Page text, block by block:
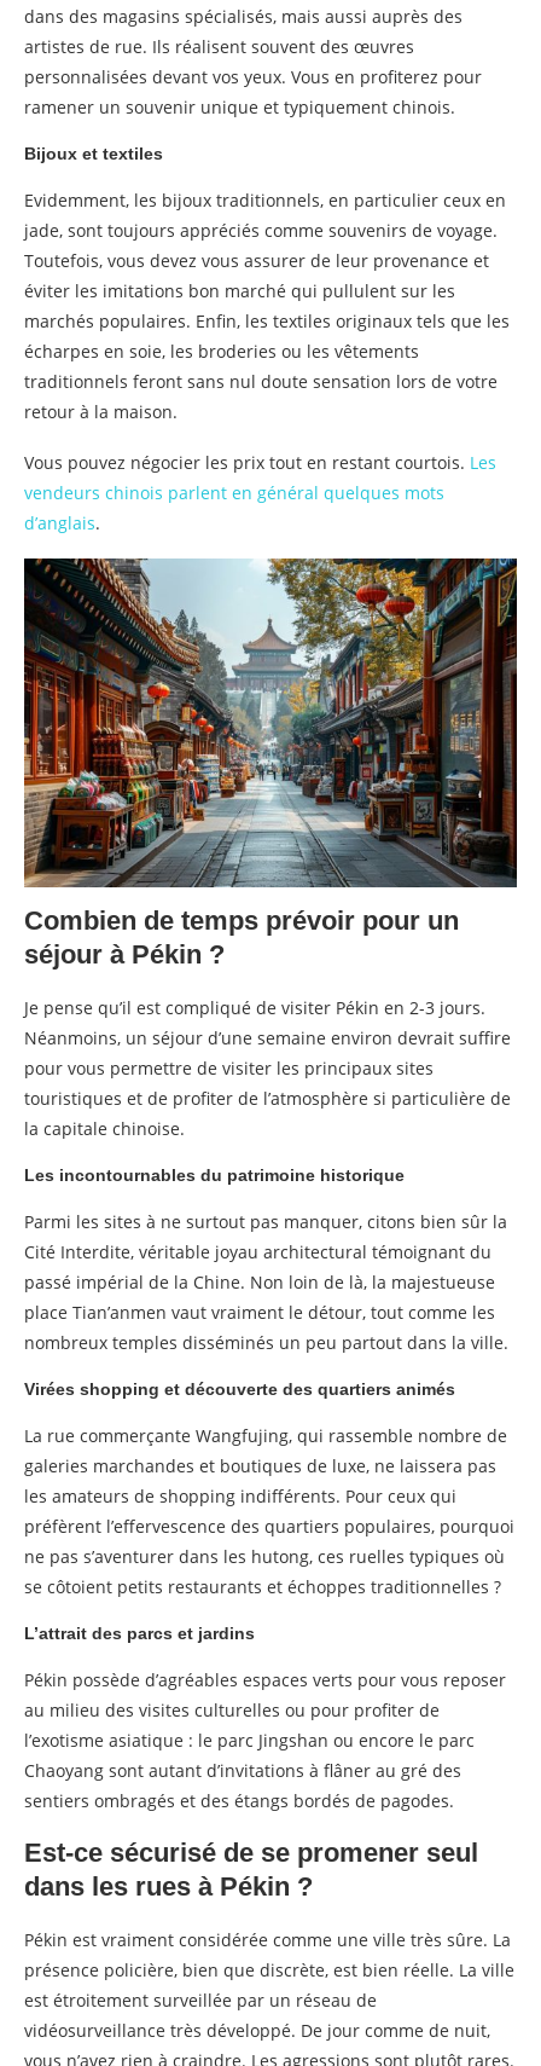
dans des magasins spécialisés, mais aussi auprès des
artistes de rue. Ils réalisent souvent des œuvres
personnalisées devant vos yeux. Vous en profiterez pour
ramener un souvenir unique et typiquement chinois.
Bijoux et textiles
Evidemment, les bijoux traditionnels, en particulier ceux en
jade, sont toujours appréciés comme souvenirs de voyage.
Toutefois, vous devez vous assurer de leur provenance et
éviter les imitations bon marché qui pullulent sur les
marchés populaires. Enfin, les textiles originaux tels que les
écharpes en soie, les broderies ou les vêtements
traditionnels feront sans nul doute sensation lors de votre
retour à la maison.
Vous pouvez négocier les prix tout en restant courtois. Les
vendeurs chinois parlent en général quelques mots
d’anglais.
Combien de temps prévoir pour un
séjour à Pékin ?
Je pense qu’il est compliqué de visiter Pékin en 2-3 jours.
Néanmoins, un séjour d’une semaine environ devrait suffire
pour vous permettre de visiter les principaux sites
touristiques et de profiter de l’atmosphère si particulière de
la capitale chinoise.
Les incontournables du patrimoine historique
Parmi les sites à ne surtout pas manquer, citons bien sûr la
Cité Interdite, véritable joyau architectural témoignant du
passé impérial de la Chine. Non loin de là, la majestueuse
place Tian’anmen vaut vraiment le détour, tout comme les
nombreux temples disséminés un peu partout dans la ville.
Virées shopping et découverte des quartiers animés
La rue commerçante Wangfujing, qui rassemble nombre de
galeries marchandes et boutiques de luxe, ne laissera pas
les amateurs de shopping indifférents. Pour ceux qui
préfèrent l’effervescence des quartiers populaires, pourquoi
ne pas s’aventurer dans les hutong, ces ruelles typiques où
se côtoient petits restaurants et échoppes traditionnelles ?
L’attrait des parcs et jardins
Pékin possède d’agréables espaces verts pour vous reposer
au milieu des visites culturelles ou pour profiter de
l’exotisme asiatique : le parc Jingshan ou encore le parc
Chaoyang sont autant d’invitations à flâner au gré des
sentiers ombragés et des étangs bordés de pagodes.
Est-ce sécurisé de se promener seul
dans les rues à Pékin ?
Pékin est vraiment considérée comme une ville très sûre. La
présence policière, bien que discrète, est bien réelle. La ville
est étroitement surveillée par un réseau de
vidéosurveillance très développé. De jour comme de nuit,
vous n’avez rien à craindre. Les agressions sont plutôt rares.